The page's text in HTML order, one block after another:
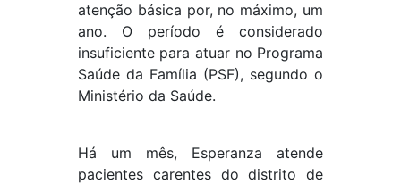
atenção básica por, no máximo, um
ano. O período é considerado
insuficiente para atuar no Programa
Saúde da Família (PSF), segundo o
Ministério da Saúde.
Há um mês, Esperanza atende
pacientes carentes do distrito de